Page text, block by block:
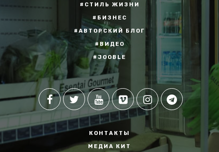
#СТИЛЬ ЖИЗНИ
#БИЗНЕС
#АВТОРСКИЙ БЛОГ
#ВИДЕО
#JOOBLE
КОНТАКТЫ
МЕДИА КИТ